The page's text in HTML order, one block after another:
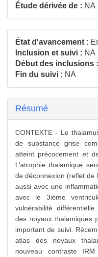
Étude dérivée de : NA
État d'avancement :
Inclusion et suivi : NA
Début des inclusions :
Fin du suivi : NA
Résumé
CONTEXTE - Le
de substance grise
atteint précocement et
L’atrophie thalamique
de déconnexion (reflet de
aussi avec une
avec le 3ième
vulnérabilité
des noyaux thalamiques
important de suivi.
atlas des noyaux
nouveau contraste